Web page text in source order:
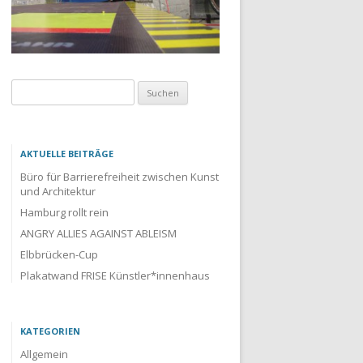
nach:
AKTUELLE BEITRÄGE
Büro für Barrierefreiheit zwischen Kunst
und Architektur
Hamburg rollt rein
ANGRY ALLIES AGAINST ABLEISM
Elbbrücken-Cup
Plakatwand FRISE Künstler*innenhaus
KATEGORIEN
Allgemein